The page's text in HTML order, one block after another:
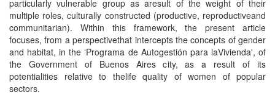
particularly vulnerable group as aresult of the weight of their
multiple roles, culturally constructed (productive, reproductiveand
communitarian). Within this framework, the present article
focuses, from a perspectivethat intercepts the concepts of gender
and habitat, in the ‘Programa de Autogestión para laVivienda', of
the Government of Buenos Aires city, as a result of its
potentialities relative to thelife quality of women of popular
sectors.